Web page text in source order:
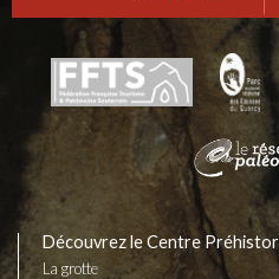
Découvrez le Centre
La grotte